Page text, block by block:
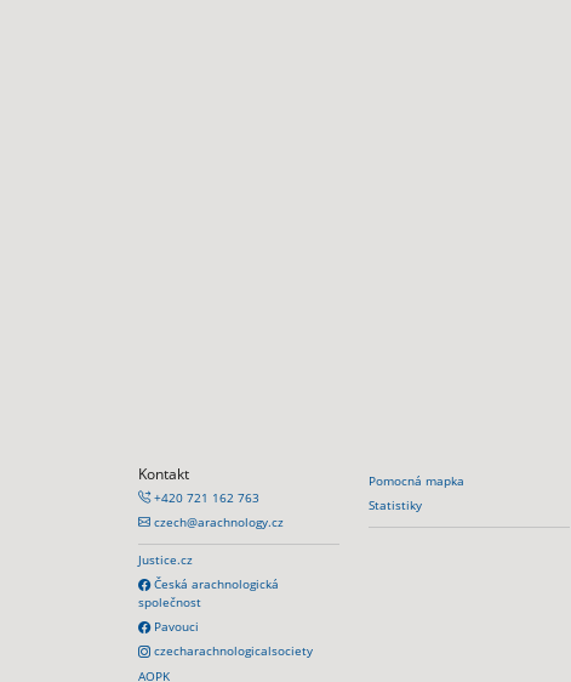
Kontakt
+420 721 162 763
czech@arachnology.cz
Justice.cz
Česká arachnologická
společnost
Pavouci
czecharachnologicalsociety
AOPK
Pomocná mapka
Statistiky